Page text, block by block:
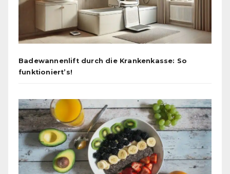
Badewannenlift durch die Krankenkasse: So
funktioniert’s!